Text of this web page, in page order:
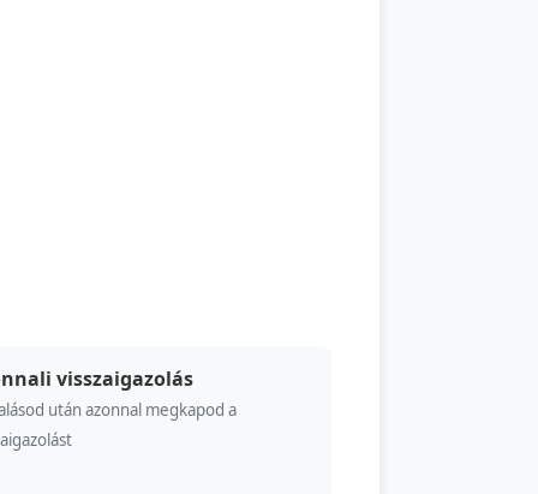
visszaigazolás
után azonnal megkapod a